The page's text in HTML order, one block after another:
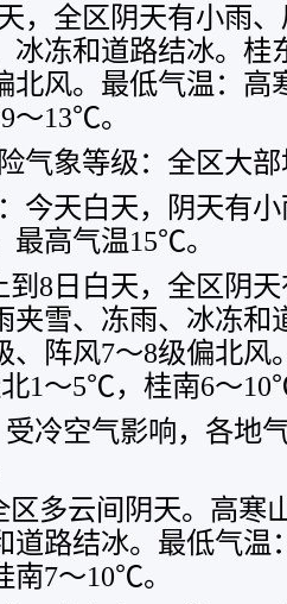
，全区阴天有小雨
冰冻和道路结冰。桂
北风。最低气温：
13℃。
气象等级：全区大
今天白天，阴天有
高气温15℃。
到8日白天，全区阴
夹雪、冻雨、冰冻和
、阵风7～8级偏北
1～5℃，桂南6～
受冷空气影响，各地
区多云间阴天。高寒
道路结冰。最低气
7～10℃。